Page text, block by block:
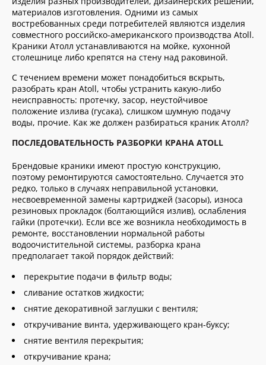
материалов изготовления. Одними из самых
востребованных среди потребителей являются изделия
совместного российско-американского производства Atoll.
Краники Атолл устанавливаются на мойке, кухонной
столешнице либо крепятся на стену над раковиной.
С течением времени может понадобиться вскрыть,
разобрать кран Atoll, чтобы устранить какую-либо
неисправность: протечку, засор, неустойчивое
положение излива (гусака), слишком шумную подачу
воды, прочие. Как же должен разбираться краник Атолл?
ПОСЛЕДОВАТЕЛЬНОСТЬ РАЗБОРКИ КРАНА ATOLL
Брендовые краники имеют простую конструкцию,
поэтому ремонтируются самостоятельно. Случается это
редко, только в случаях неправильной установки,
несвоевременной замены картриджей (засоры), износа
резиновых прокладок (болтающийся излив), ослабления
гайки (протечки). Если все же возникла необходимость в
ремонте, восстановлении нормальной работы
водоочистительной системы, разборка крана
предполагает такой порядок действий:
перекрытие подачи в фильтр воды;
сливание остатков жидкости;
снятие декоративной заглушки с вентиля;
откручивание винта, удерживающего кран-буксу;
снятие вентиля перекрытия;
откручивание крана;